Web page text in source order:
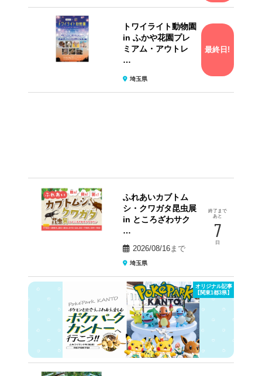
トワイライト動物園
in ふかや花園プレ
ミアム・アウトレ
…
埼玉県
最終日!
ふれあいカブトム
シ・クワガタ昆虫展
in ところざわサク
…
2026/08/16まで
埼玉県
終了まで
あと
7
日
オリジナル記事
【関東1都3県】